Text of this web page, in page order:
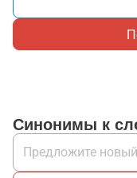
Синонимы к